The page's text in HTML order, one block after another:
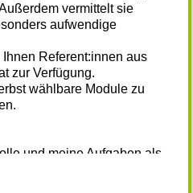
vermittelt sie
aufwendige
Referent:innen aus
zur Verfügung.
wählbare Module zu
und meine Aufgaben als
Freiwilligen-Zentren